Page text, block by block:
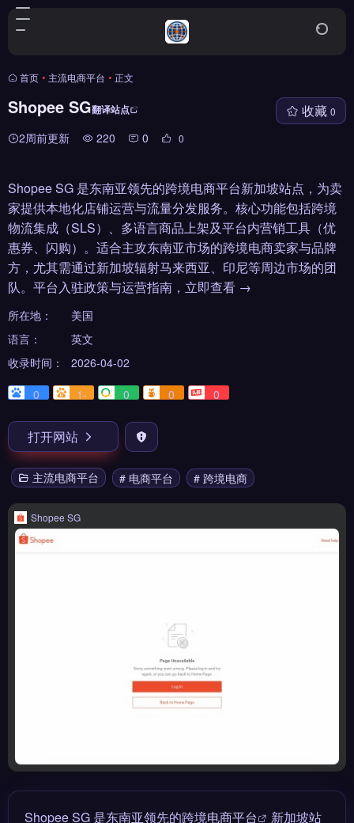
首页 • 主流电商平台 • 正文
Shopee SG翻译站点
2周前更新 220 0 0
收藏 0
Shopee SG 是东南亚领先的跨境电商平台新加坡站点，为卖
家提供本地化店铺运营与流量分发服务。核心功能包括跨境
物流集成（SLS）、多语言商品上架及平台内营销工具（优
惠券、闪购）。适合主攻东南亚市场的跨境电商卖家与品牌
方，尤其需通过新加坡辐射马来西亚、印尼等周边市场的团
队。平台入驻政策与运营指南，立即查看 →
所在地：
美国
语言：
英文
收录时间：
2026-04-02
0
1- 0 0 0
打开网站
主流电商平台 # 电商平台 # 跨境电商
Shopee SG
Shopee SG 是东南亚领先的跨境电商平台
新加坡站